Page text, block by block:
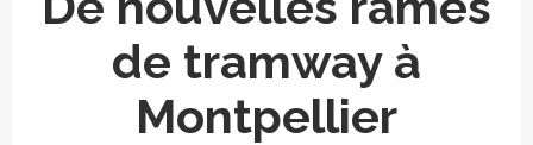
de tramway à
Montpellier